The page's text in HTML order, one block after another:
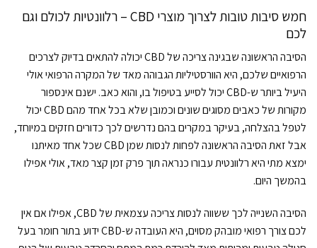
חמש סיבות טובות לצרוך מוצרי CBD – רלוונטיות לכולם וגם
לכם
הסיבה הראשונה שבגינה צריכה של CBD יכולה להתאים בדיוק לצרכים
הרפואיים שלכם, היא הוורסטיליות הגבוהה מאד של המקרה הרפואי אולי
היעיל ביותר ש-CBD יכול לסייע בטיפול בו, והוא כאב. ישנם אינספור
מקורות של כאבים מסוגים שונים וכמובן שלא בכל אחד מהם CBD יכול
לטפל בהצלחה, בעיקר במקרים בהם נדרשים לכך כדורים חזקים במיוחד,
אבל זאת הסיבה הראשונה לפחות לנסות שמן CBD שכל אחד מאיתנו
ימצא מתי היא רלוונטית עבורו כנראה תוך פרק זמן קצר מאד, אולי אפילו
בהמשך היום.
הסיבה השנייה לכך ששווה לנסות צריכה עצמאית של CBD, אפילו אם אין
לכם צורך רפואי מובהק מסוים, היא העובדה ש-CBD ידוע בתור חומר בעל